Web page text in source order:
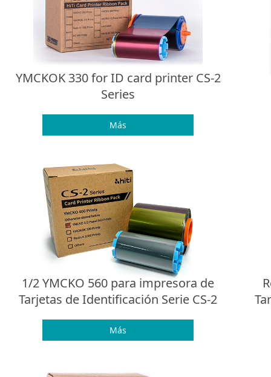
YMCKOK 330 for ID card printer CS-2
Series
Más
1/2 YMCKO 560 para impresora de
Tarjetas de Identificación Serie CS-2
Más